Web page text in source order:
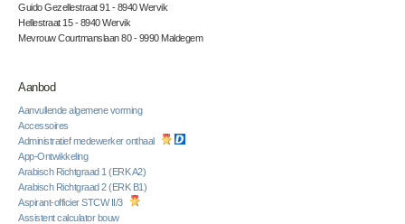
Guido Gezellestraat 91 - 8940 Wervik
Hellestraat 15 - 8940 Wervik
Mevrouw Courtmanslaan 80 - 9990 Maldegem
Aanbod
Aanvullende algemene vorming
Accessoires
Administratief medewerker onthaal
App-Ontwikkeling
Arabisch Richtgraad 1 (ERK A2)
Arabisch Richtgraad 2 (ERK B1)
Aspirant-officier STCW II/3
Assistent calculator bouw